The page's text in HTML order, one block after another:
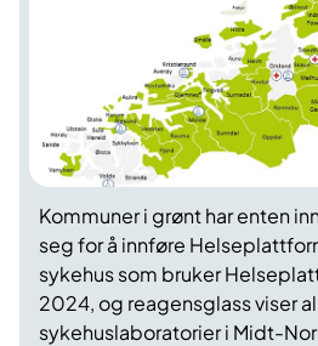
Kommuner i grønt har enten
seg for å innføre
sykehus som bruker
2024, og reagensglass viser
sykehuslaboratorier i Midt-